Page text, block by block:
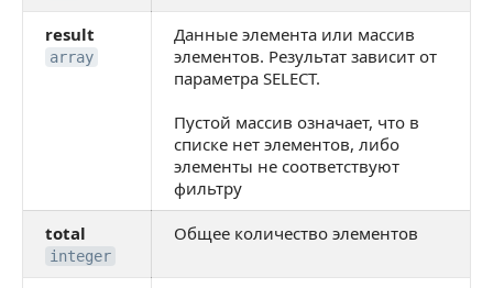
result
array
Данные элемента или массив
элементов. Результат зависит от
параметра SELECT.
Пустой массив означает, что в
списке нет элементов, либо
элементы не соответствуют
фильтру
total
integer
Общее количество элементов